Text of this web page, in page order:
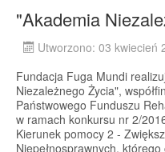
"Akademia
Utworzono: 03 kwiecień
Fundacja Fuga Mundi
Niezależnego Życia",
Państwowego Funduszu
w ramach konkursu nr 2/
Kierunek pomocy 2 -
Niepełnosprawnych,